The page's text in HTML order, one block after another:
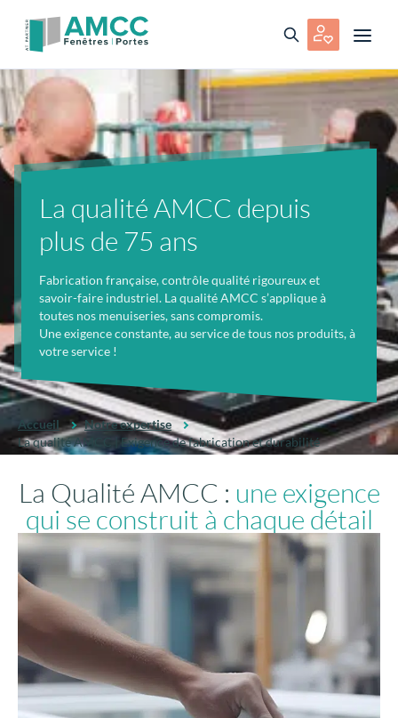
La qualité AMCC depuis
plus de 75 ans
Fabrication française, contrôle qualité rigoureux et
savoir-faire industriel. La qualité AMCC s’applique à
toutes nos menuiseries, sans compromis.
Une exigence constante, au service de tous nos produits, à
votre service !
Accueil
Notre expertise
La qualité AMCC | Exigence de fabrication et durabilité
La Qualité AMCC : une exigence
qui se construit à chaque détail